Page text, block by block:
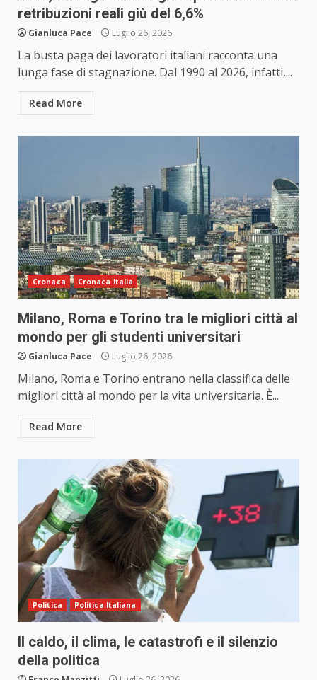
retribuzioni reali giù del 6,6%
Gianluca Pace Luglio 26, 2026
La busta paga dei lavoratori italiani racconta una
lunga fase di stagnazione. Dal 1990 al 2026, infatti,...
Read More
Cronaca Cronaca Italia
Milano, Roma e Torino tra le migliori città al
mondo per gli studenti universitari
Gianluca Pace Luglio 26, 2026
Milano, Roma e Torino entrano nella classifica delle
migliori città al mondo per la vita universitaria. È...
Read More
Politica Politica Italiana
Il caldo, il clima, le catastrofi e il silenzio
della politica